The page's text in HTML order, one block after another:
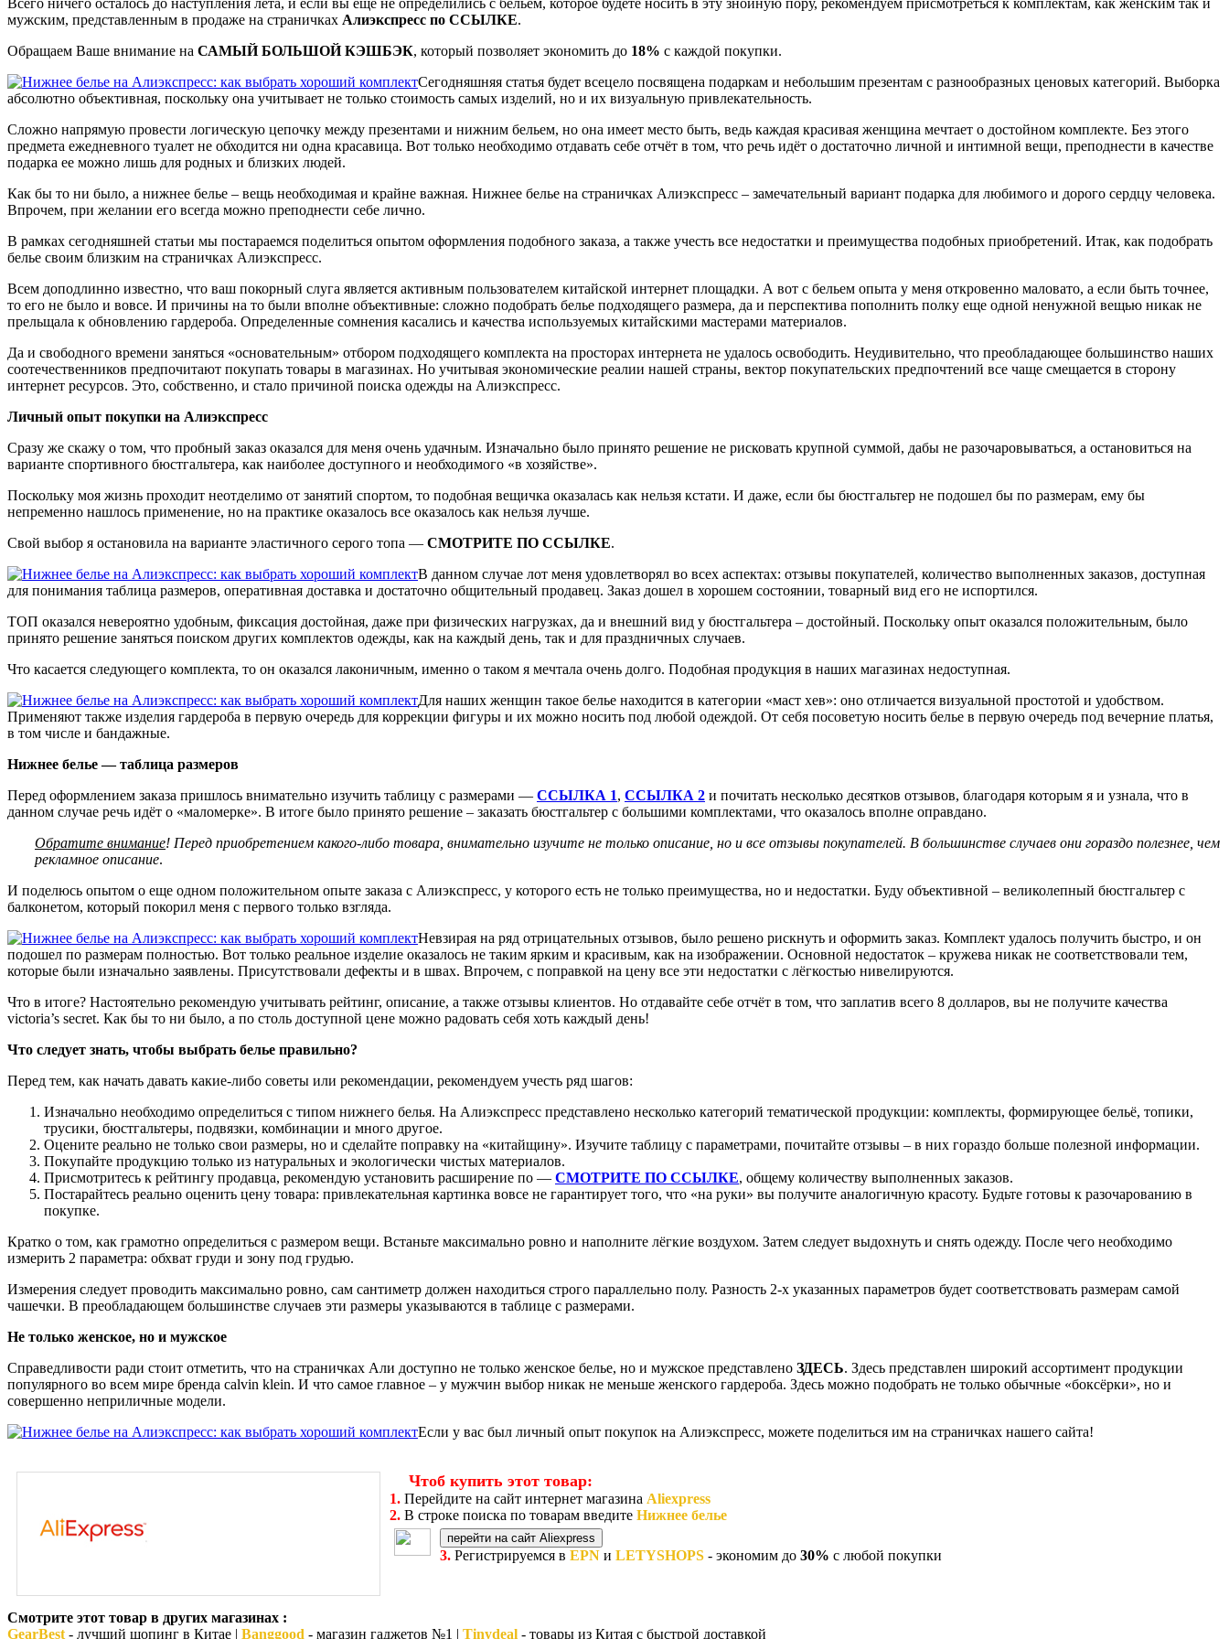
мужским, представленным в продаже на страничках Алиэкспресс по ССЫЛКЕ.
Обращаем Ваше внимание на САМЫЙ БОЛЬШОЙ КЭШБЭК, который позволяет экономить до 18% с каждой покупки.
Сегодняшняя статья будет всецело посвящена подаркам и небольшим презентам с разнообразных ценовых категорий. Выборка
абсолютно объективная, поскольку она учитывает не только стоимость самых изделий, но и их визуальную привлекательность.
Сложно напрямую провести логическую цепочку между презентами и нижним бельем, но она имеет место быть, ведь каждая красивая женщина мечтает о достойном комплекте. Без этого
предмета ежедневного туалет не обходится ни одна красавица. Вот только необходимо отдавать себе отчёт в том, что речь идёт о достаточно личной и интимной вещи, преподнести в качестве
подарка ее можно лишь для родных и близких людей.
Как бы то ни было, а нижнее белье – вещь необходимая и крайне важная. Нижнее белье на страничках Алиэкспресс – замечательный вариант подарка для любимого и дорого сердцу человека.
Впрочем, при желании его всегда можно преподнести себе лично.
В рамках сегодняшней статьи мы постараемся поделиться опытом оформления подобного заказа, а также учесть все недостатки и преимущества подобных приобретений. Итак, как подобрать
белье своим близким на страничках Алиэкспресс.
Всем доподлинно известно, что ваш покорный слуга является активным пользователем китайской интернет площадки. А вот с бельем опыта у меня откровенно маловато, а если быть точнее,
то его не было и вовсе. И причины на то были вполне объективные: сложно подобрать белье подходящего размера, да и перспектива пополнить полку еще одной ненужной вещью никак не
прельщала к обновлению гардероба. Определенные сомнения касались и качества используемых китайскими мастерами материалов.
Да и свободного времени заняться «основательным» отбором подходящего комплекта на просторах интернета не удалось освободить. Неудивительно, что преобладающее большинство наших
соотечественников предпочитают покупать товары в магазинах. Но учитывая экономические реалии нашей страны, вектор покупательских предпочтений все чаще смещается в сторону
интернет ресурсов. Это, собственно, и стало причиной поиска одежды на Алиэкспресс.
Личный опыт покупки на Алиэкспресс
Сразу же скажу о том, что пробный заказ оказался для меня очень удачным. Изначально было принято решение не рисковать крупной суммой, дабы не разочаровываться, а остановиться на
варианте спортивного бюстгальтера, как наиболее доступного и необходимого «в хозяйстве».
Поскольку моя жизнь проходит неотделимо от занятий спортом, то подобная вещичка оказалась как нельзя кстати. И даже, если бы бюстгальтер не подошел бы по размерам, ему бы
непременно нашлось применение, но на практике оказалось все оказалось как нельзя лучше.
Свой выбор я остановила на варианте эластичного серого топа — СМОТРИТЕ ПО ССЫЛКЕ.
В данном случае лот меня удовлетворял во всех аспектах: отзывы покупателей, количество выполненных заказов, доступная
для понимания таблица размеров, оперативная доставка и достаточно общительный продавец. Заказ дошел в хорошем состоянии, товарный вид его не испортился.
ТОП оказался невероятно удобным, фиксация достойная, даже при физических нагрузках, да и внешний вид у бюстгальтера – достойный. Поскольку опыт оказался положительным, было
принято решение заняться поиском других комплектов одежды, как на каждый день, так и для праздничных случаев.
Что касается следующего комплекта, то он оказался лаконичным, именно о таком я мечтала очень долго. Подобная продукция в наших магазинах недоступная.
Для наших женщин такое белье находится в категории «маст хев»: оно отличается визуальной простотой и удобством.
Применяют также изделия гардероба в первую очередь для коррекции фигуры и их можно носить под любой одеждой. От себя посоветую носить белье в первую очередь под вечерние платья,
в том числе и бандажные.
Нижнее белье — таблица размеров
Перед оформлением заказа пришлось внимательно изучить таблицу с размерами — ССЫЛКА 1, ССЫЛКА 2 и почитать несколько десятков отзывов, благодаря которым я и узнала, что в
данном случае речь идёт о «маломерке». В итоге было принято решение – заказать бюстгальтер с большими комплектами, что оказалось вполне оправдано.
Обратите внимание! Перед приобретением какого-либо товара, внимательно изучите не только описание, но и все отзывы покупателей. В большинстве случаев они гораздо полезнее, чем
рекламное описание.
И поделюсь опытом о еще одном положительном опыте заказа с Алиэкспресс, у которого есть не только преимущества, но и недостатки. Буду объективной – великолепный бюстгальтер с
балконетом, который покорил меня с первого только взгляда.
Невзирая на ряд отрицательных отзывов, было решено рискнуть и оформить заказ. Комплект удалось получить быстро, и он
подошел по размерам полностью. Вот только реальное изделие оказалось не таким ярким и красивым, как на изображении. Основной недостаток – кружева никак не соответствовали тем,
которые были изначально заявлены. Присутствовали дефекты и в швах. Впрочем, с поправкой на цену все эти недостатки с лёгкостью нивелируются.
Что в итоге? Настоятельно рекомендую учитывать рейтинг, описание, а также отзывы клиентов. Но отдавайте себе отчёт в том, что заплатив всего 8 долларов, вы не получите качества
victoria’s secret. Как бы то ни было, а по столь доступной цене можно радовать себя хоть каждый день!
Что следует знать, чтобы выбрать белье правильно?
Перед тем, как начать давать какие-либо советы или рекомендации, рекомендуем учесть ряд шагов:
Изначально необходимо определиться с типом нижнего белья. На Алиэкспресс представлено несколько категорий тематической продукции: комплекты, формирующее бельё, топики,
трусики, бюстгальтеры, подвязки, комбинации и много другое.
Оцените реально не только свои размеры, но и сделайте поправку на «китайщину». Изучите таблицу с параметрами, почитайте отзывы – в них гораздо больше полезной информации.
Покупайте продукцию только из натуральных и экологически чистых материалов.
Присмотритесь к рейтингу продавца, рекомендую установить расширение по — СМОТРИТЕ ПО ССЫЛКЕ, общему количеству выполненных заказов.
Постарайтесь реально оценить цену товара: привлекательная картинка вовсе не гарантирует того, что «на руки» вы получите аналогичную красоту. Будьте готовы к разочарованию в
покупке.
Кратко о том, как грамотно определиться с размером вещи. Встаньте максимально ровно и наполните лёгкие воздухом. Затем следует выдохнуть и снять одежду. После чего необходимо
измерить 2 параметра: обхват груди и зону под грудью.
Измерения следует проводить максимально ровно, сам сантиметр должен находиться строго параллельно полу. Разность 2-х указанных параметров будет соответствовать размерам самой
чашечки. В преобладающем большинстве случаев эти размеры указываются в таблице с размерами.
Не только женское, но и мужское
Справедливости ради стоит отметить, что на страничках Али доступно не только женское белье, но и мужское представлено ЗДЕСЬ. Здесь представлен широкий ассортимент продукции
популярного во всем мире бренда calvin klein. И что самое главное – у мужчин выбор никак не меньше женского гардероба. Здесь можно подобрать не только обычные «боксёрки», но и
совершенно неприличные модели.
Если у вас был личный опыт покупок на Алиэкспресс, можете поделиться им на страничках нашего сайта!
Чтоб купить этот товар:
1. Перейдите на сайт интернет магазина Aliexpress
2. В строке поиска по товарам введитеНижнее белье
перейти на сайт Aliexpress
3. Регистрируемся вEPN иLETYSHOPS - экономим до30% с любой покупки
Смотрите этот товар в других магазинах :
GearBest - лучший шопинг в Китае | Banggood - магазин гаджетов №1 | Tinydeal - товары из Китая с быстрой доставкой